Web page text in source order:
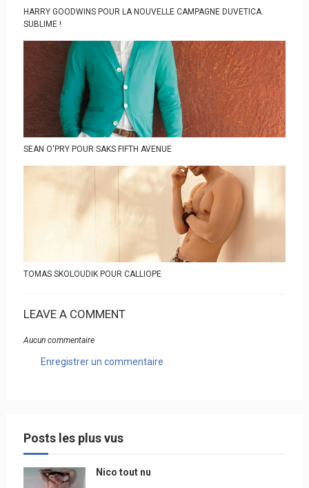
HARRY GOODWINS POUR LA NOUVELLE CAMPAGNE DUVETICA.
SUBLIME !
SEAN O'PRY POUR SAKS FIFTH AVENUE
TOMAS SKOLOUDIK POUR CALLIOPE
LEAVE A COMMENT
Aucun commentaire
Enregistrer un commentaire
Posts les plus vus
Nico tout nu